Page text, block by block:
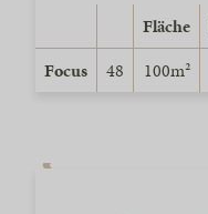
Fläche
Focus
48 100m²